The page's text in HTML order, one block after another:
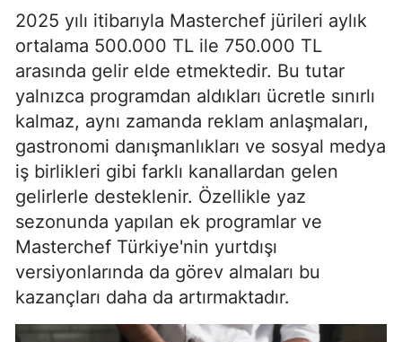
2025 yılı itibarıyla Masterchef jürileri aylık
ortalama 500.000 TL ile 750.000 TL
arasında gelir elde etmektedir. Bu tutar
yalnızca programdan aldıkları ücretle sınırlı
kalmaz, aynı zamanda reklam anlaşmaları,
gastronomi danışmanlıkları ve sosyal medya
iş birlikleri gibi farklı kanallardan gelen
gelirlerle desteklenir. Özellikle yaz
sezonunda yapılan ek programlar ve
Masterchef Türkiye'nin yurtdışı
versiyonlarında da görev almaları bu
kazançları daha da artırmaktadır.